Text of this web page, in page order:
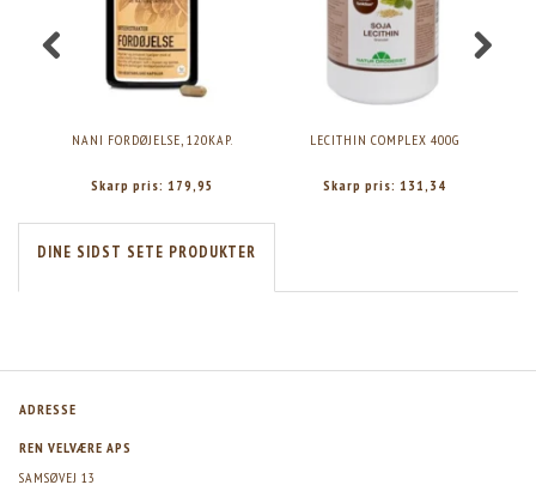
NANI FORDØJELSE, 120KAP.
Skarp pris: 179,95
LECITHIN COMPLEX 400G
Skarp pris: 131,34
DINE SIDST SETE PRODUKTER
ADRESSE
REN VELVÆRE APS
SAMSØVEJ 13